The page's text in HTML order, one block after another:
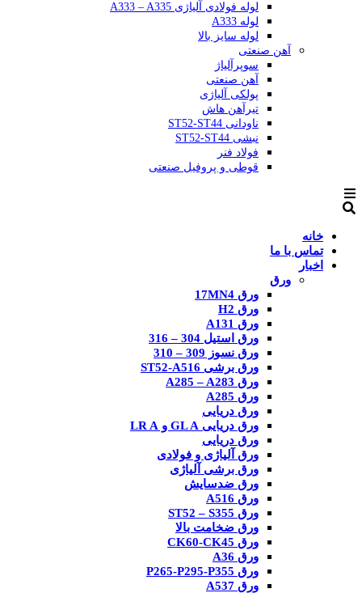
لوله فولادی آلیاژی A333 – A335
لوله A333
لوله سایز بالا
آهن صنعتی
سوپرآلیاژ
آهن صنعتی
پولکی آلیاژی
تیرآهن هاش
ناودانی ST52-ST44
نبشی ST52-ST44
فولاد فنر
قوطی و پروفیل صنعتی
خانه
تماس با ما
اخبار
ورق
ورق 17MN4
ورق H2
ورق A131
ورق استیل 304 – 316
ورق نسوز 309 – 310
ورق برشی ST52-A516
ورق A285 – A283
ورق A285
ورق دریایی
ورق دریایی GL A و LR A
ورق دریایی
ورق آلیاژی و فولادی
ورق برشی آلیاژی
ورق ضدسایش
ورق A516
ورق ST52 – S355
ورق ضخامت بالا
ورق CK60-CK45
ورق A36
ورق P265-P295-P355
ورق A537